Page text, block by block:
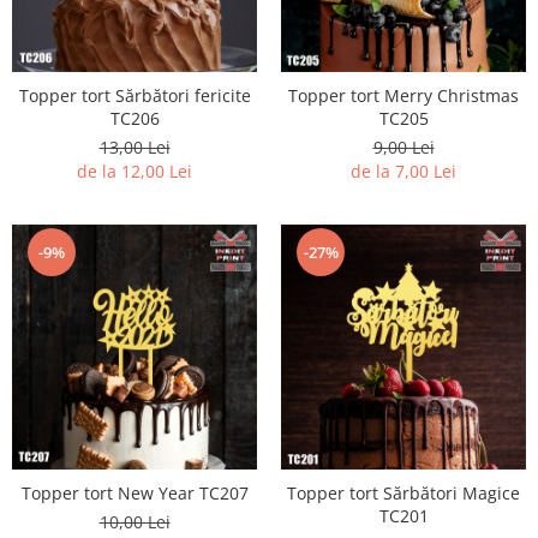
Diverse
Toppere Flori
Pachete de toppere
Oferte (Cake Toppers)
Oferte (Toppere Flori)
Stand Prezentare
Oneline (Topper Lateral)
Topper tort Sărbători fericite
TC206
13,00 Lei
de la 12,00 Lei
Topper tort Merry Christmas
TC205
9,00 Lei
de la 7,00 Lei
-9%
Topper tort New Year TC207
10,00 Lei
-27%
Topper tort Sărbători Magice
TC201